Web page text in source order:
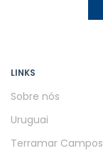
LINKS
Sobre nós
Uruguai
Terramar Campos